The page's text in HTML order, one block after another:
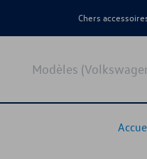
Chers
Modèles